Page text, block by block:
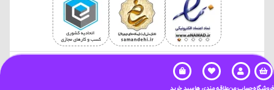
کليه حقوق این سایت متعلق به گروه زیگ زاگ است و هرگونه کپی
برداری پیگرد قانونی دارد.